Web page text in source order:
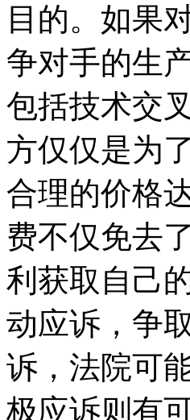
目的。如果
争对手的生
包括技术交
方仅仅是为
合理的价格
费不仅免去
利获取自己
动应诉，争
诉，法院可
极应诉则有